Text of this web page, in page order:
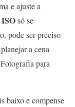
e ajuste a
ISOsó se
pode ser preciso
a cena
para
baixo e compense